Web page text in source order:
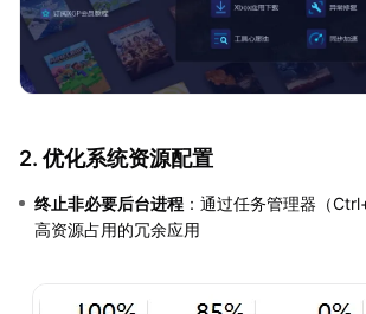
2. 优化系统资源配置
终止非必要后台进程 ：通过任务管理器（
高资源占用的冗余应用